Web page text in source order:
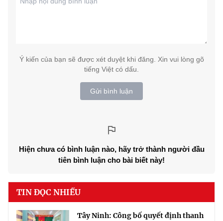
Ý kiến của bạn sẽ được xét duyệt khi đăng. Xin vui lòng gõ
tiếng Việt có dấu.
Gửi bình luận
Hiện chưa có bình luận nào, hãy trở thành người đầu
tiên bình luận cho bài biết này!
TIN ĐỌC NHIỀU
Tây Ninh: Công bố quyết định thanh